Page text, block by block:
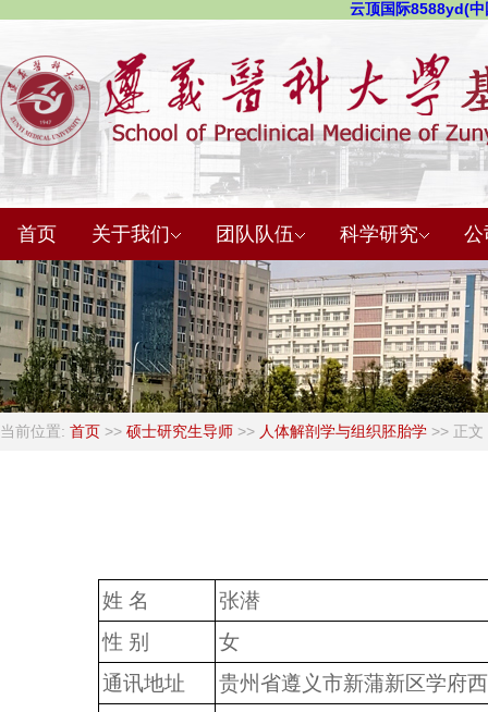
云顶国际8588yd(
首页 关于我们 团队队伍 科学研究 公
当前位置: 首页 >> 硕士研究生导师 >> 人体解剖学与组织胚胎学 >> 正文
姓 名
张潜
性 别
女
通讯地址
贵州省遵义市新蒲新区学府